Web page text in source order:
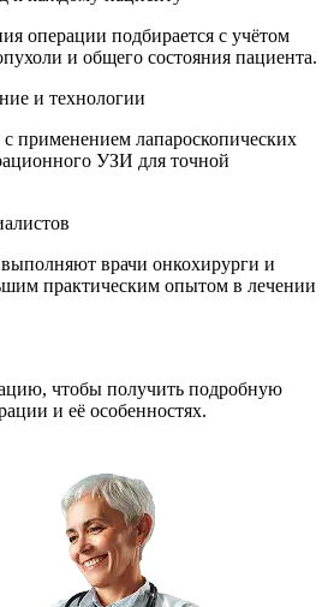
операции подбирается с учётом
и общего состояния пациента.
и технологии
применением лапароскопических
УЗИ для точной
врачи онкохирурги и
практическим опытом в лечении
чтобы получить подробную
и её особенностях.